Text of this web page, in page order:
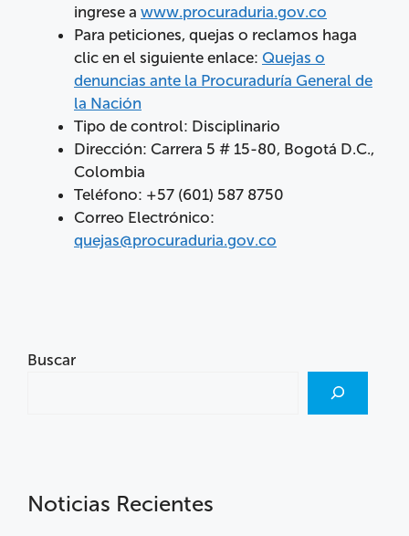
ingrese a www.procuraduria.gov.co
Para peticiones, quejas o reclamos haga
clic en el siguiente enlace: Quejas o
denuncias ante la Procuraduría General de
la Nación
Tipo de control: Disciplinario
Dirección: Carrera 5 # 15-80, Bogotá D.C.,
Colombia
Teléfono: +57 (601) 587 8750
Correo Electrónico:
quejas@procuraduria.gov.co
Buscar
Noticias Recientes